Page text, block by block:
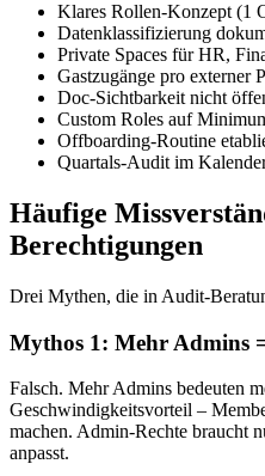
Klares Rollen-Konzept (1
Datenklassifizierung
Private Spaces für HR,
Gastzugänge pro externer
Doc-Sichtbarkeit nicht
Custom Roles auf
Offboarding-Routine
Quartals-Audit im
Häufige
Berechtigungen
Drei Mythen, die in Audit-
Mythos 1: Mehr Admins
Falsch. Mehr Admins bedeuten
Geschwindigkeitsvorteil –
machen. Admin-Rechte braucht
anpasst.